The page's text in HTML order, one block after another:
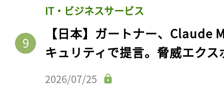
IT・ビジネスサービス
【日本】ガートナー、Claude
キュリティで提言。脅威エク
2026/07/25